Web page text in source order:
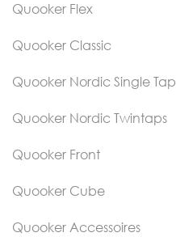
Quooker Flex
Quooker Classic
Quooker Nordic Single Tap
Quooker Nordic Twintaps
Quooker Front
Quooker Cube
Quooker Accessoires